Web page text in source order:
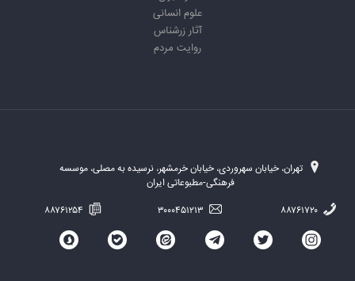
علوم انسانی
آثار زرشناس
روایت مردم
تهران، خیابان سهروردی، خیابان خرمشهر، نرسیده به مصلی، موسسه
فرهنگی-مطبوعاتی ایران